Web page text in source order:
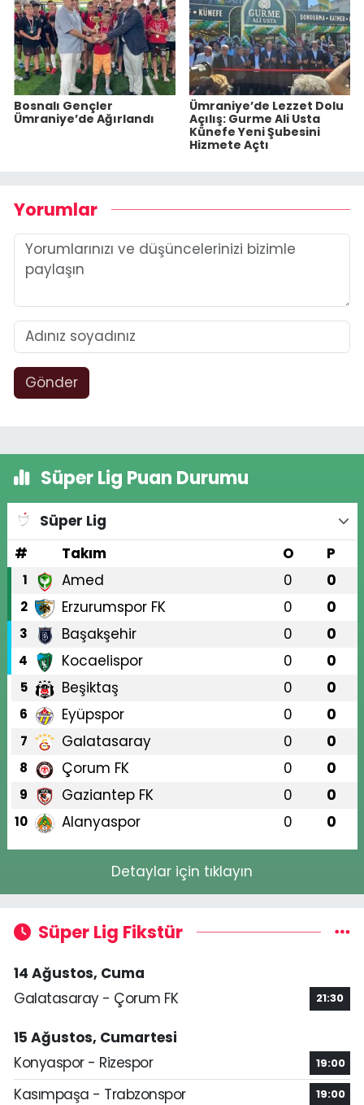
Bosnalı Gençler
Ümraniye’de Ağırlandı
Ümraniye’de Lezzet Dolu
Açılış: Gurme Ali Usta
Künefe Yeni Şubesini
Hizmete Açtı
Yorumlar
Gönder
Süper Lig Puan Durumu
Süper Lig
#
Takım O P
1 Amed 0 0
2 Erzurumspor FK 0 0
3 Başakşehir 0 0
4 Kocaelispor 0 0
5 Beşiktaş 0 0
6 Eyüpspor 0 0
7 Galatasaray 0 0
8 Çorum FK 0 0
9 Gaziantep FK 0 0
10 Alanyaspor 0 0
Detaylar için tıklayın
Süper Lig Fikstür
14 Ağustos, Cuma
Galatasaray - Çorum FK
21:30
15 Ağustos, Cumartesi
Konyaspor - Rizespor
19:00
Kasımpaşa - Trabzonspor 19:00